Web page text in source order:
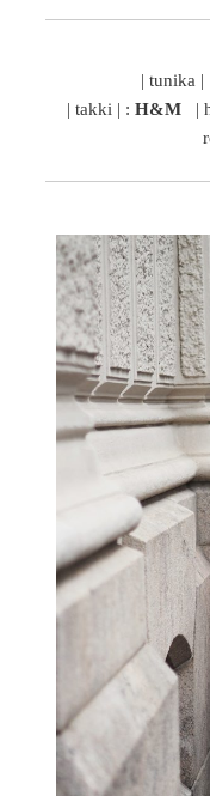
| tunika |
| takki | :H&M |